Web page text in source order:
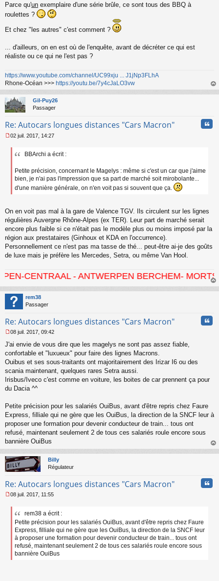
e
n
n
Parce qu'un exemplaire d'une série brûle, ce sont tous des BBQ à
roulettes ?
Et chez "les autres" c'est comment ?
... d'ailleurs, on en est où de l'enquête, avant de décréter ce qui est
réaliste ou ce qui ne l'est pas ?
https://www.youtube.com/channel/UC99xju ... J1jNp3FLhA
Rhone-Océan >>> https://youtu.be/7y4cJaLO3vw
au
Gil-Puy26
Passager
Re: Autocars longues distances "Cars Macron"
e
l
u
02 juil. 2017, 14:27
BBArchi a écrit :
Petite précision, concernant le Magelys : même si c'est un car que j'aime
bien, je n'ai pas l'impression que sa part de marché soit mirobolante...
d'une manière générale, on n'en voit pas si souvent que ça.
On en voit pas mal à la gare de Valence TGV. Ils circulent sur les lignes
régulières Auvergne Rhône-Alpes (ex TER). Leur part de marché serait
encore plus faible si ce n'était pas le modèle plus ou moins imposé par la
région aux prestataires (Ginhoux et KDA en l'occurrence).
Personnellement ce n'est pas ma tasse de thé... peut-être ai-je des goûts
de luxe mais je préfère les Mercedes, Setra, ou même Van Hool.
- ANTWERPEN BERCHEM- MORTSEL -
au
rem38
Passager
Re: Autocars longues distances "Cars Macron"
e
s
g
e
n
u
08 juil. 2017, 09:42
J'ai envie de vous dire que les magelys ne sont pas assez fiable,
confortable et "luxueux" pour faire des lignes Macrons.
Ouibus et ses sous-traitants ont majoritairement des Irizar I6 ou des
scania maintenant, quelques rares Setra aussi.
Irisbus/Iveco c'est comme en voiture, les boites de car prennent ça pour
du Dacia ^^
Petite précision pour les salariés OuiBus, avant d'être repris chez Faure
Express, filliale qui ne gère que les OuiBus, la direction de la SNCF leur à
proposer une formation pour devenir conducteur de train... tous ont
refusé, maintenant seulement 2 de tous ces salariés roule encore sous
bannière OuiBus
au
Billy
Régulateur
Re: Autocars longues distances "Cars Macron"
e
o
08 juil. 2017, 11:55
rem38 a écrit :
Petite précision pour les salariés OuiBus, avant d'être repris chez Faure
Express, filliale qui ne gère que les OuiBus, la direction de la SNCF leur
à proposer une formation pour devenir conducteur de train... tous ont
refusé, maintenant seulement 2 de tous ces salariés roule encore sous
bannière OuiBus